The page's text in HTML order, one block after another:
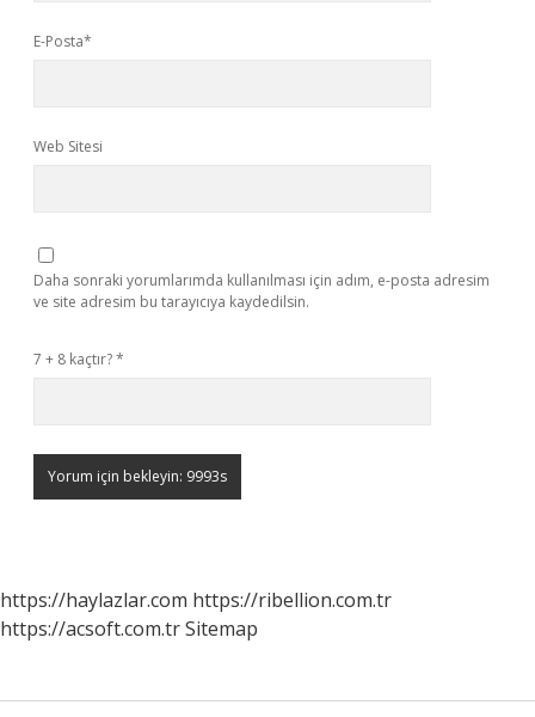
E-Posta*
Web Sitesi
Daha sonraki yorumlarımda kullanılması için adım, e-posta adresim
ve site adresim bu tarayıcıya kaydedilsin.
7 + 8 kaçtır?*
https://haylazlar.com https://ribellion.com.tr
https://acsoft.com.trSitemap